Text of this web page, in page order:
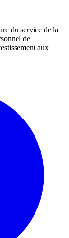
du service de la
de
aux